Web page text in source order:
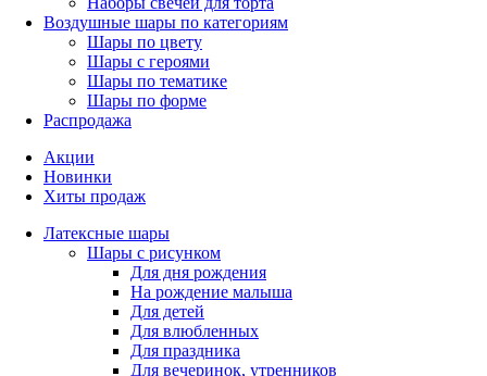
Воздушные шары по категориям
Шары по цвету
Шары с героями
Шары по тематике
Шары по форме
Распродажа
Акции
Новинки
Хиты продаж
Латексные шары
Шары с рисунком
Для дня рождения
На рождение малыша
Для детей
Для влюбленных
Для праздника
Для вечеринок, утренников